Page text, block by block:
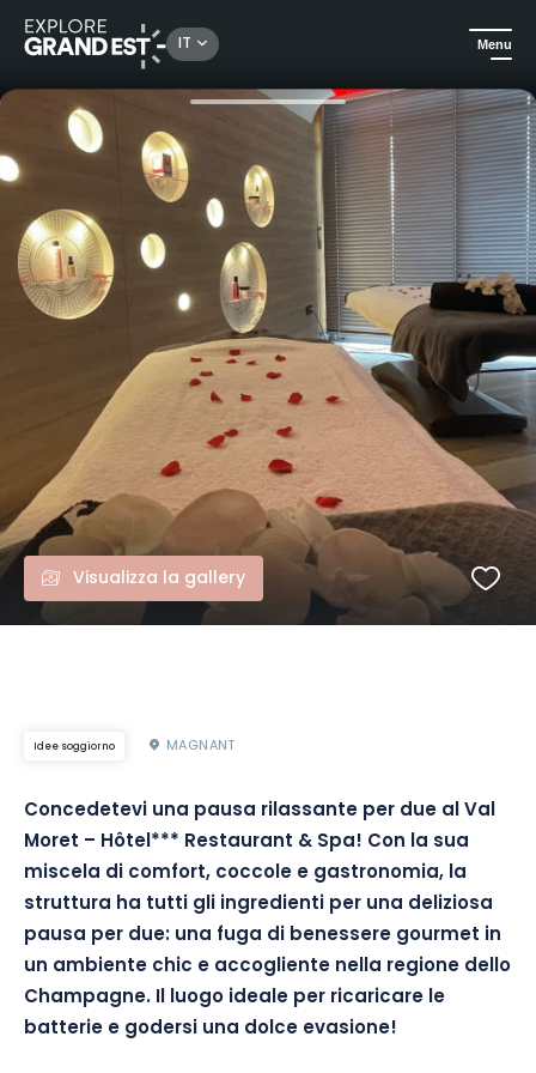
IT Menu
Idee soggiorno Soggiorno benessere in Champagne
Visualizza la gallery
Idee soggiorno MAGNANT
Concedetevi una pausa rilassante per due al Val
Moret – Hôtel*** Restaurant & Spa! Con la sua
miscela di comfort, coccole e gastronomia, la
struttura ha tutti gli ingredienti per una deliziosa
pausa per due: una fuga di benessere gourmet in
un ambiente chic e accogliente nella regione dello
Champagne. Il luogo ideale per ricaricare le
batterie e godersi una dolce evasione!